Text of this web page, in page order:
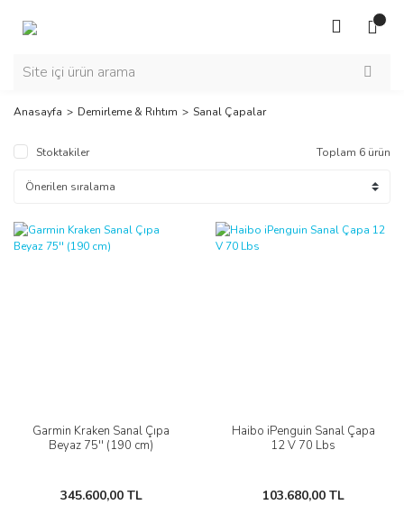
Anasayfa Demirleme & Rıhtım Sanal Çapalar
Stoktakiler Toplam 6 ürün
Garmin Kraken Sanal Çıpa
Beyaz 75'' (190 cm)
345.600,00 TL
Haibo iPenguin Sanal Çapa
12 V 70 Lbs
103.680,00 TL